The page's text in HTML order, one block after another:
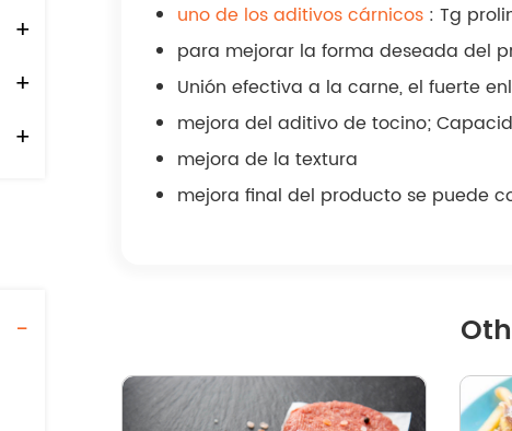
+
+
+
-
uno de los aditivos cárnicos : Tg
para mejorar la forma deseada del
Unión efectiva a la carne, el fuerte
mejora del aditivo de tocino;
mejora de la textura
mejora final del producto se puede